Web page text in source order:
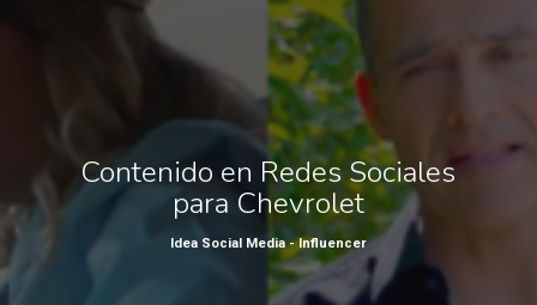
Contenido en Redes Sociales
para Chevrolet
Idea Social Media - Influencer